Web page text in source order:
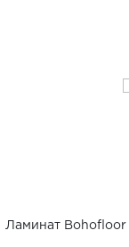
Ламинат Bohofloor